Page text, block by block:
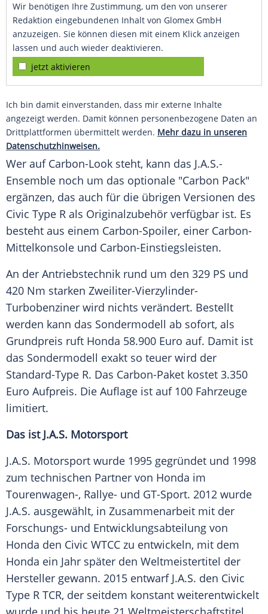
Wir benötigen Ihre Zustimmung, um den von unserer
Redaktion eingebundenen Inhalt von Glomex GmbH
anzuzeigen. Sie können diesen mit einem Klick anzeigen
lassen und auch wieder deaktivieren.
jetzt aktivieren
Ich bin damit einverstanden, dass mir externe Inhalte
angezeigt werden. Damit können personenbezogene Daten an
Drittplattformen übermittelt werden. Mehr dazu in unseren
Datenschutzhinweisen.
Wer auf Carbon-Look steht, kann das J.A.S.-
Ensemble noch um das optionale "Carbon Pack"
ergänzen, das auch für die übrigen Versionen des
Civic Type R als Originalzubehör verfügbar ist. Es
besteht aus einem Carbon-Spoiler, einer Carbon-
Mittelkonsole und Carbon-Einstiegsleisten.
An der Antriebstechnik rund um den 329 PS und
420 Nm starken Zweiliter-Vierzylinder-
Turbobenziner wird nichts verändert. Bestellt
werden kann das Sondermodell ab sofort, als
Grundpreis ruft Honda 58.900 Euro auf. Damit ist
das Sondermodell exakt so teuer wird der
Standard-Type R. Das Carbon-Paket kostet 3.350
Euro Aufpreis. Die Auflage ist auf 100 Fahrzeuge
limitiert.
Das ist J.A.S. Motorsport
J.A.S. Motorsport wurde 1995 gegründet und 1998
zum technischen Partner von Honda im
Tourenwagen-, Rallye- und GT-Sport. 2012 wurde
J.A.S. ausgewählt, in Zusammenarbeit mit der
Forschungs- und Entwicklungsabteilung von
Honda den Civic WTCC zu entwickeln, mit dem
Honda ein Jahr später den Weltmeistertitel der
Hersteller gewann. 2015 entwarf J.A.S. den Civic
Type R TCR, der seitdem konstant weiterentwickelt